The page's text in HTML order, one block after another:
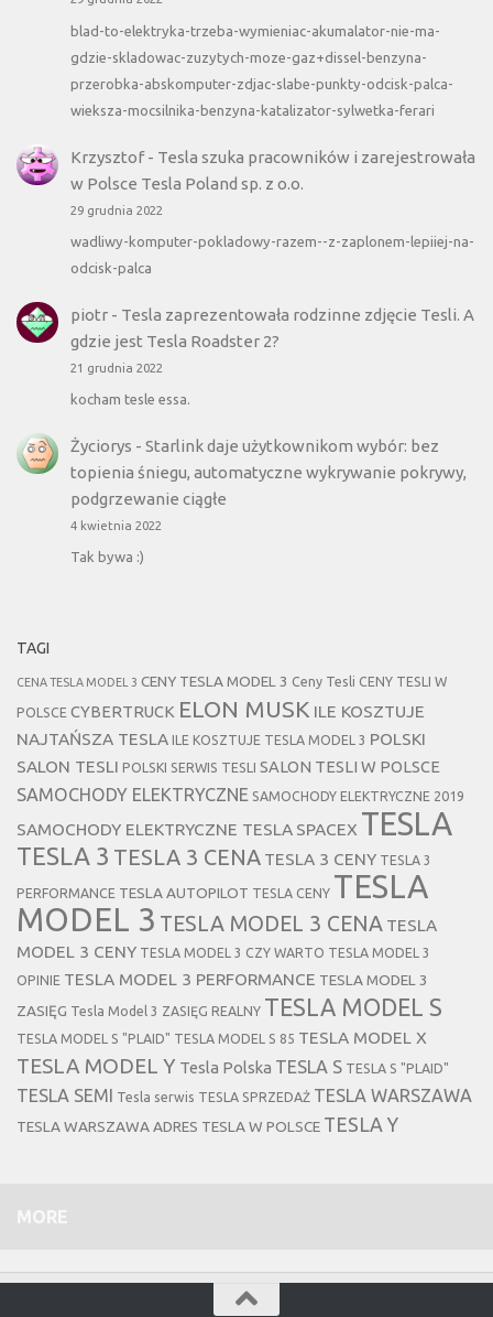
blad-to-elektryka-trzeba-wymieniac-akumalator-nie-ma-
gdzie-skladowac-zuzytych-moze-gaz+dissel-benzyna-
przerobka-abskomputer-zdjac-slabe-punkty-odcisk-palca-
wieksza-mocsilnika-benzyna-katalizator-sylwetka-ferari
Krzysztof- Tesla szuka pracowników i zarejestrowała
w Polsce Tesla Poland sp. z o.o.
29 grudnia 2022
wadliwy-komputer-pokladowy-razem--z-zaplonem-lepiiej-na-
odcisk-palca
piotr- Tesla zaprezentowała rodzinne zdjęcie Tesli. A
gdzie jest Tesla Roadster 2?
21 grudnia 2022
kocham tesle essa.
Życiorys - Starlink daje użytkownikom wybór: bez
topienia śniegu, automatyczne wykrywanie pokrywy,
podgrzewanie ciągłe
4 kwietnia 2022
Tak bywa :)
TAGI
CENA TESLA MODEL 3 CENY TESLA MODEL 3 Ceny Tesli CENY TESLI W
POLSCE CYBERTRUCK ELON MUSK ILE KOSZTUJE
NAJTAŃSZA TESLA ILE KOSZTUJE TESLA MODEL 3 POLSKI
SALON TESLI POLSKI SERWIS TESLI SALON TESLI W POLSCE
SAMOCHODY ELEKTRYCZNE SAMOCHODY ELEKTRYCZNE 2019
SAMOCHODY ELEKTRYCZNE TESLA SPACEX TESLA
TESLA 3 TESLA 3 CENA TESLA 3 CENY TESLA 3
PERFORMANCE TESLA AUTOPILOT TESLA CENY TESLA
MODEL 3 TESLA MODEL 3 CENA TESLA
MODEL 3 CENY TESLA MODEL 3 CZY WARTO TESLA MODEL 3
OPINIE TESLA MODEL 3 PERFORMANCE TESLA MODEL 3
ZASIĘG Tesla Model 3 ZASIĘG REALNY TESLA MODEL S
TESLA MODEL S "PLAID" TESLA MODEL S 85 TESLA MODEL X
TESLA MODEL Y Tesla Polska TESLA S TESLA S "PLAID"
TESLA SEMI Tesla serwis TESLA SPRZEDAŻ TESLA WARSZAWA
TESLA WARSZAWA ADRES TESLA W POLSCE TESLA Y
MORE